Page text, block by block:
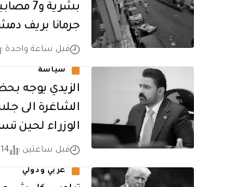
بشرية
جرمانا بريف
قبل ساعة واحدة
سياسة
الزيدي يوجه
الشاغرة الى
الوزراء لحين
قبل ساعتين 14 مشاهدات
عربي ودولي